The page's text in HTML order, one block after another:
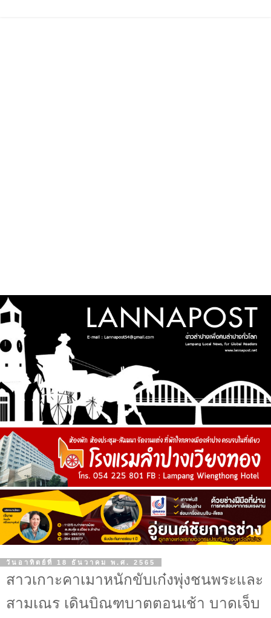
วันอาทิตย์ที่ 18 ธันวาคม พ.ศ. 2565
สาวเกาะคาเมาหนักขับเก๋งพุ่งชนพระและ
สามเณร เดินบิณฑบาตตอนเช้า บาดเจ็บ